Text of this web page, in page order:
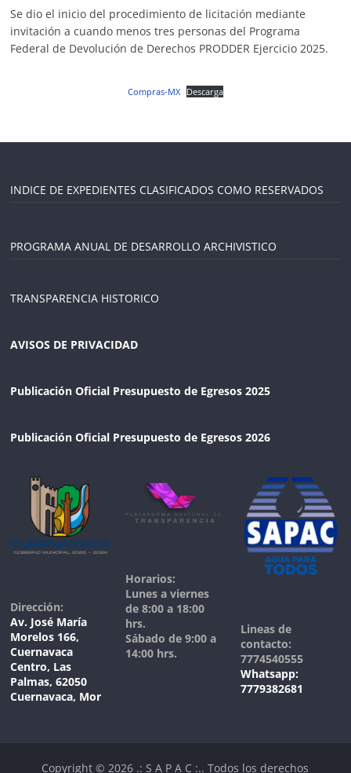
Se dio el inicio del procedimiento de licitación mediante
invitación a cuando menos tres personas del Programa
Federal de Devolución de Derechos PRODDER Ejercicio 2025.
Compras-MX Descarga
INDICE DE EXPEDIENTES CLASIFICADOS COMO RESERVADOS
PROGRAMA ANUAL DE DESARROLLO ARCHIVISTICO
TRANSPARENCIA HISTORICO
AVISOS DE PRIVACIDAD
Publicación Oficial Presupuesto de Egresos 2025
Publicación Oficial Presupuesto de Egresos 2026
Dirección:
Av. José María
Morelos 166,
Cuernavaca
Centro, Las
Palmas, 62050
Cuernavaca, Mor
Horarios:
Lunes a viernes
de 8:00 a 18:00
hrs.
Sábado de 9:00 a
14:00 hrs.
Lineas de
contacto:
7774540555
Whatsapp:
7779382681
Copyright © 2026 .: S A P A C :.. Todos los derechos